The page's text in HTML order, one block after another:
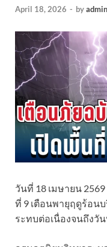
April 18, 2026 - by
วันที่ 18 เมษายน
ที่ 9 เตือนพายุฤดูร้อน
ระทบต่อเนื่องจนถึงวั